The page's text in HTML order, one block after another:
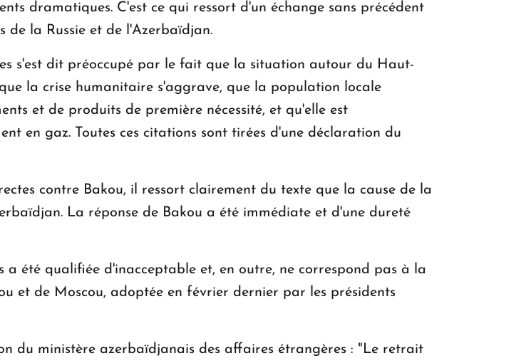
dramatiques. C'est ce qui ressort d'un échange sans précédent
de la Russie et de l'Azerbaïdjan.
s'est dit préoccupé par le fait que la situation autour du Haut-
la crise humanitaire s'aggrave, que la population locale
et de produits de première nécessité, et qu'elle est
en gaz. Toutes ces citations sont tirées d'une déclaration du
contre Bakou, il ressort clairement du texte que la cause de la
La réponse de Bakou a été immédiate et d'une dureté
été qualifiée d'inacceptable et, en outre, ne correspond pas à la
et de Moscou, adoptée en février dernier par les présidents
du ministère azerbaïdjanais des affaires étrangères : "Le retrait